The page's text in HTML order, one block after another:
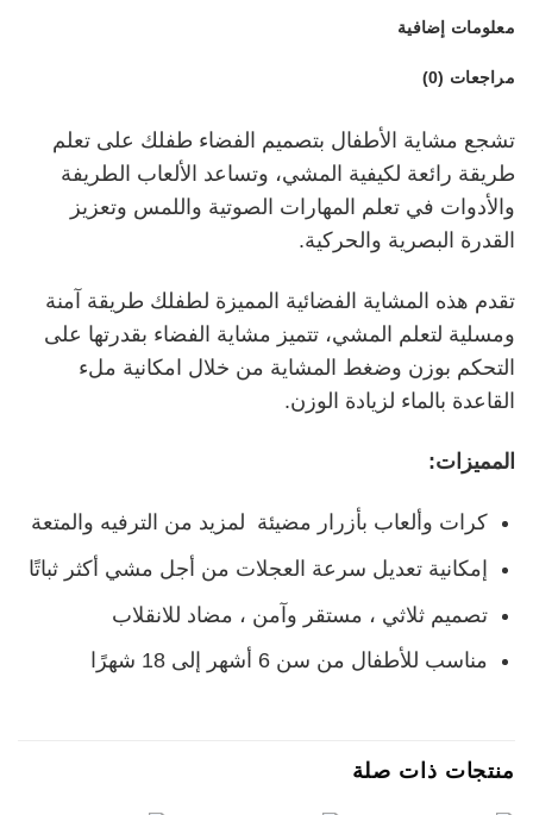
معلومات إضافية
مراجعات (0)
تشجع مشاية الأطفال بتصميم الفضاء طفلك على تعلم
طريقة رائعة لكيفية المشي، وتساعد الألعاب الطريفة
والأدوات في تعلم المهارات الصوتية واللمس وتعزيز
القدرة البصرية والحركية.
تقدم هذه المشاية الفضائية المميزة لطفلك طريقة آمنة
ومسلية لتعلم المشي، تتميز مشاية الفضاء بقدرتها على
التحكم بوزن وضغط المشاية من خلال امكانية ملء
القاعدة بالماء لزيادة الوزن.
المميزات:
كرات وألعاب بأزرار مضيئة لمزيد من الترفيه والمتعة
إمكانية تعديل سرعة العجلات من أجل مشي أكثر ثباتًا
تصميم ثلاثي ، مستقر وآمن ، مضاد للانقلاب
مناسب للأطفال من سن 6 أشهر إلى 18 شهرًا
منتجات ذات صلة